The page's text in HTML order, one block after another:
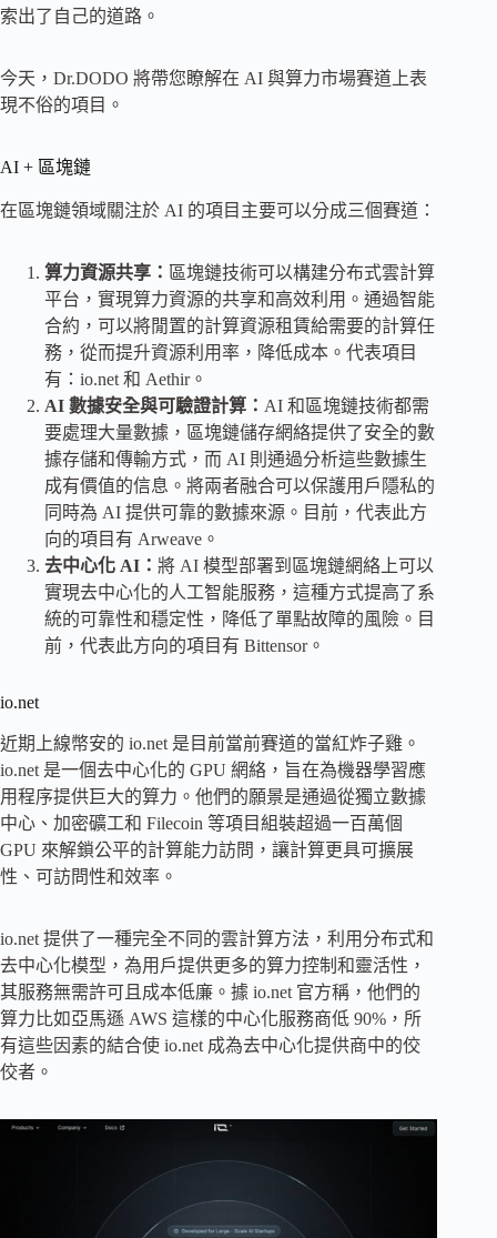
索出了自己的道路。
今天，Dr.DODO 將帶您瞭解在 AI 與算力市場賽道上表
現不俗的項目。
AI + 區塊鏈
在區塊鏈領域關注於 AI 的項目主要可以分成三個賽道：
算力資源共享： 區塊鏈技術可以構建分布式雲計算
平台，實現算力資源的共享和高效利用。通過智能
合約，可以將閒置的計算資源租賃給需要的計算任
務，從而提升資源利用率，降低成本。代表項目
有：io.net 和 Aethir。
AI 數據安全與可驗證計算： AI 和區塊鏈技術都需
要處理大量數據，區塊鏈儲存網絡提供了安全的數
據存儲和傳輸方式，而 AI 則通過分析這些數據生
成有價值的信息。將兩者融合可以保護用戶隱私的
同時為 AI 提供可靠的數據來源。目前，代表此方
向的項目有 Arweave。
去中心化 AI： 將 AI 模型部署到區塊鏈網絡上可以
實現去中心化的人工智能服務，這種方式提高了系
統的可靠性和穩定性，降低了單點故障的風險。目
前，代表此方向的項目有 Bittensor。
io.net
近期上線幣安的 io.net 是目前當前賽道的當紅炸子雞。
io.net 是一個去中心化的 GPU 網絡，旨在為機器學習應
用程序提供巨大的算力。他們的願景是通過從獨立數據
中心、加密礦工和 Filecoin 等項目組裝超過一百萬個
GPU 來解鎖公平的計算能力訪問，讓計算更具可擴展
性、可訪問性和效率。
io.net 提供了一種完全不同的雲計算方法，利用分布式和
去中心化模型，為用戶提供更多的算力控制和靈活性，
其服務無需許可且成本低廉。據 io.net 官方稱，他們的
算力比如亞馬遜 AWS 這樣的中心化服務商低 90%，所
有這些因素的結合使 io.net 成為去中心化提供商中的佼
佼者。